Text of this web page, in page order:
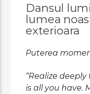
Dansul
lumea
exterioara
Puterea
“Realize
is all you have.